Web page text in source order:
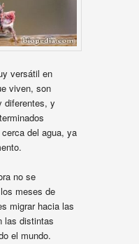
versátil en
viven, son
diferentes, y
del agua, ya
no se
meses de
migrar hacia las
las distintas
el mundo.